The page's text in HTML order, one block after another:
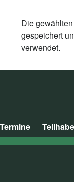
Die
gespeichert
verwendet.
Termine